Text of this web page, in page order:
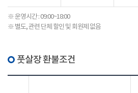
※ 운영시간 : 09:00~18:00
※ 별도, 관련 단체 할인 및 회원제 없음
풋살장 환불조건